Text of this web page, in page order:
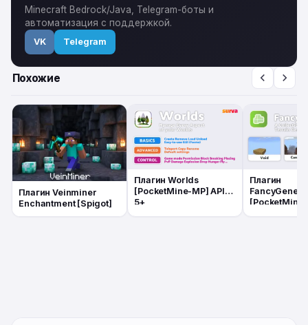
Minecraft Bedrock/Java, Telegram-боты и
автоматизация с поддержкой.
VK Telegram
Похожие
Плагин Veinminer
Enchantment [Spigot]
Плагин Worlds
[PocketMine-MP] API
5+
Плагин
[PocketMine-